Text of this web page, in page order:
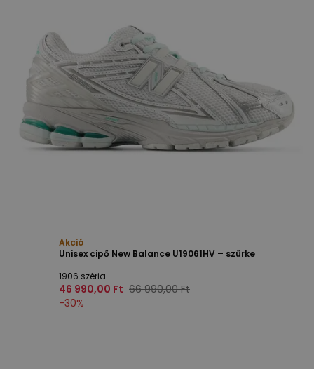
Akció
Unisex cipő New Balance U19061HV – szürke
1906 széria
46 990,00 Ft 66 990,00 Ft
-30%